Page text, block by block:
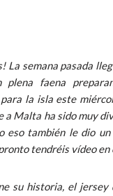
La semana pasada
plena faena
la isla este
a Malta ha sido muy
eso también le dio
tendréis vídeo en
su historia, el jersey